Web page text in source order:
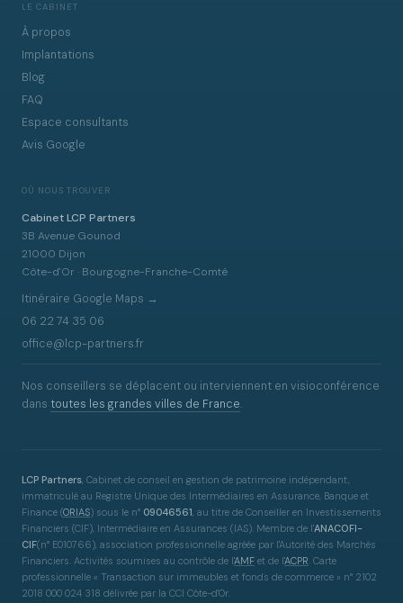
LE CABINET
À propos
Implantations
Blog
FAQ
Espace consultants
Avis Google
OÙ NOUS TROUVER
Cabinet LCP Partners
3B Avenue Gounod
21000 Dijon
Côte-d'Or · Bourgogne-Franche-Comté
Itinéraire Google Maps →
06 22 74 35 06
office@lcp-partners.fr
Nos conseillers se déplacent ou interviennent en visioconférence
dans toutes les grandes villes de France.
LCP Partners , Cabinet de conseil en gestion de patrimoine indépendant,
immatriculé au Registre Unique des Intermédiaires en Assurance, Banque et
Finance (ORIAS) sous le n° 09046561 , au titre de Conseiller en Investissements
Financiers (CIF), Intermédiaire en Assurances (IAS). Membre de l'ANACOFI-
CIF(n° E010766), association professionnelle agréée par l'Autorité des Marchés
Financiers. Activités soumises au contrôle de l'AMF et de l'ACPR . Carte
professionnelle « Transaction sur immeubles et fonds de commerce » n° 2102
2018 000 024 318 délivrée par la CCI Côte-d'Or.